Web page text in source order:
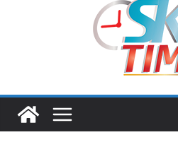
ภัยทั่วทุกพื้นที่
รฟท. เปิดเวทีรับฟังความคิด
โครงการรถไฟฟ้าสายสีแดง
เดินหน้าพัฒนาโครงการบน
“เอกนิติ” เตือนบริษัทมหาช
ต้องเปิดเผยข้อมูลทางบัญชีอ
การเงินต่อ ก.ล.ต. โดยไม่แส
อาจเข้าข่ายรายงานข้อมูลอัน
พิตบลู ศิษย์ทรายทอง กำปั้นด